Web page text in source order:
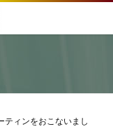
ティンをおこないまし